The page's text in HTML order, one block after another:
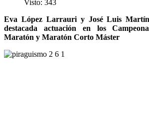
Visto: 343
Eva López Larrauri y José Luis
destacada actuación en los
Maratón y Maratón Corto Máster